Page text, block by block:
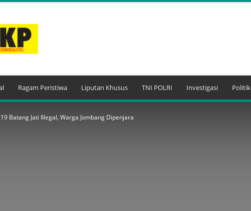
Ragam Peristiwa Liputan Khusus TNI POLRI Investigasi Politik
Batang Jati Illegal, Warga Jombang Dipenjara